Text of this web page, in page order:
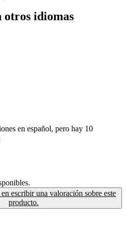
otros idiomas
en español, pero hay 10
escribir una valoración sobre este
producto.